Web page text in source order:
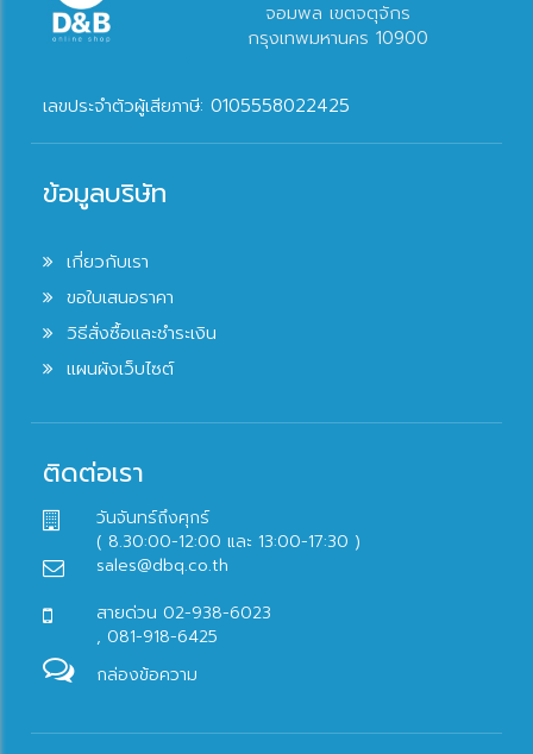
จอมพล เขตจตุจักร
กรุงเทพมหานคร 10900
เลขประจำตัวผู้เสียภาษี: 0105558022425
ข้อมูลบริษัท
เกี่ยวกับเรา
ขอใบเสนอราคา
วิธีสั่งซื้อและชำระเงิน
แผนผังเว็บไซต์
ติดต่อเรา
วันจันทร์ถึงศุกร์
( 8.30:00-12:00 และ 13:00-17:30 )
sales@dbq.co.th
สายด่วน 02-938-6023
, 081-918-6425
กล่องข้อความ